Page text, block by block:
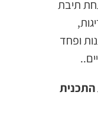
תיבת
ופחד